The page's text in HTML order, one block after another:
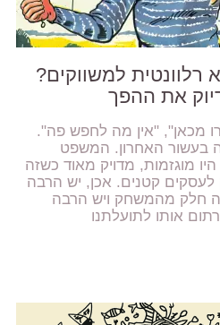
למשווקים?
את ההפך
מכאן", "אין מה לחפש פה".
בעשור האחרון. המשפט
מוגזמות, מדויק מאוד כשזה
לעסקים קטנים. אכן, יש הרבה
חלק מהמשחק ויש הרבה
אותו לתועלתנו